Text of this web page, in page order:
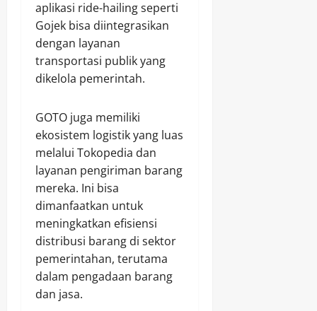
aplikasi ride-hailing seperti
Gojek bisa diintegrasikan
dengan layanan
transportasi publik yang
dikelola pemerintah.
GOTO juga memiliki
ekosistem logistik yang luas
melalui Tokopedia dan
layanan pengiriman barang
mereka. Ini bisa
dimanfaatkan untuk
meningkatkan efisiensi
distribusi barang di sektor
pemerintahan, terutama
dalam pengadaan barang
dan jasa.